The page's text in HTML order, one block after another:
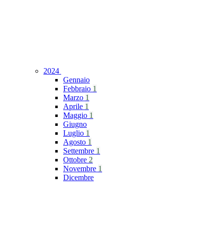
2024
Gennaio
Febbraio 1
Marzo 1
Aprile 1
Maggio 1
Giugno
Luglio 1
Agosto 1
Settembre 1
Ottobre 2
Novembre 1
Dicembre